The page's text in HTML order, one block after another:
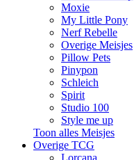
Moxie
My Little Pony
Nerf Rebelle
Overige Meisjes
Pillow Pets
Pinypon
Schleich
Spirit
Studio 100
Style me up
Toon alles Meisjes
Overige TCG
Lorcana